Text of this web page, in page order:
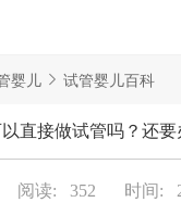
婴儿 试管婴儿百科
直接做试管吗？还要
阅读: 352 时间: